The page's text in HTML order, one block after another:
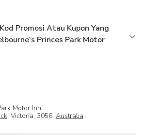
Promosi Atau Kupon Yang
Princes Park Motor
Motor Inn
, Victoria, 3056, Australia